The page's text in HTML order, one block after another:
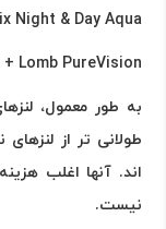
Night & Day Aqua
+ Lomb PureVision
به طور معمول،
طولانی تر از
اند. آنها اغلب
نیست.